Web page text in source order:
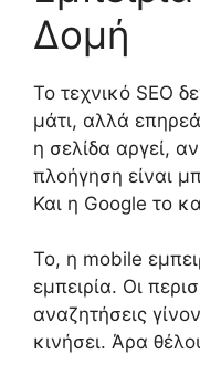
Δομή
Το τεχνικό SEO
μάτι, αλλά
η σελίδα αργεί,
πλοήγηση είναι
Και η Google το
Το, η mobile
εμπειρία. Οι
αναζητήσεις
κινήσει. Άρα